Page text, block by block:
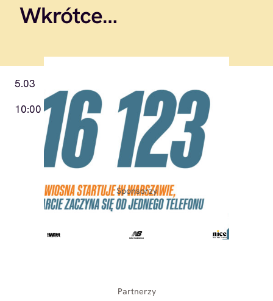
Wkrótce…
5.03
10:00
Sponsorzy
Partnerzy